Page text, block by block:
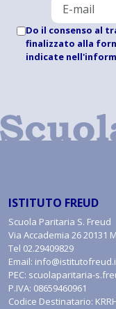
Do il consenso al
finalizzato alla
indicate
ISTITUTO FREUD
Scuola Paritaria S. Freud
Via Accademia 26 20131
Tel 02.29409829
Email:
PEC: scuolaparitaria-
P.IVA: 08659460961
Codice Destinatario: